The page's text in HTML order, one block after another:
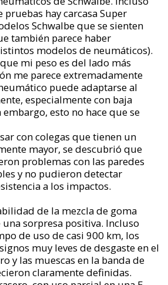
hay carcasa Super
Schwalbe que se sienten
también parece haber
modelos de neumáticos).
mi peso es del lado más
me parece extremadamente
puede adaptarse al
especialmente con baja
esto no hace que se
con colegas que tienen un
mayor, se descubrió que
problemas con las paredes
y no pudieron detectar
a los impactos.
de la mezcla de goma
sorpresa positiva. Incluso
de uso de casi 900 km, los
muy leves de desgaste en el
y las muescas en la banda de
claramente definidas.